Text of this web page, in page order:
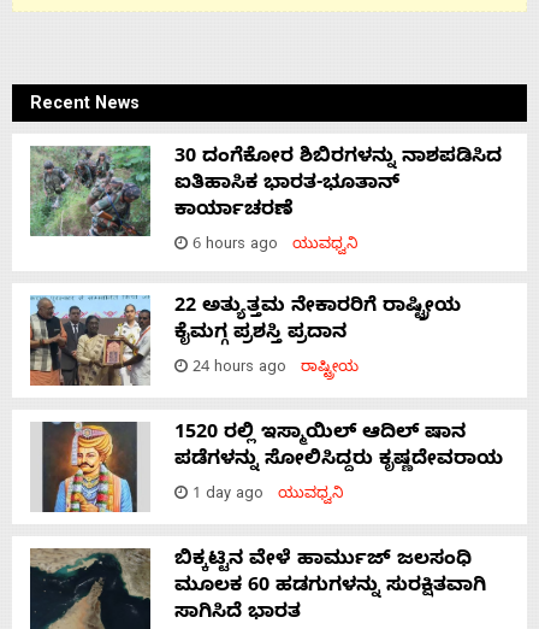
Recent News
30 ದಂಗೆಕೋರ ಶಿಬಿರಗಳನ್ನು ನಾಶಪಡಿಸಿದ
ಐತಿಹಾಸಿಕ ಭಾರತ-ಭೂತಾನ್
ಕಾರ್ಯಾಚರಣೆ
6 hours ago ಯುವಧ್ವನಿ
22 ಅತ್ಯುತ್ತಮ ನೇಕಾರರಿಗೆ ರಾಷ್ಟ್ರೀಯ
ಕೈಮಗ್ಗ ಪ್ರಶಸ್ತಿ ಪ್ರದಾನ
24 hours ago ರಾಷ್ಟ್ರೀಯ
1520 ರಲ್ಲಿ ಇಸ್ಮಾಯಿಲ್ ಆದಿಲ್ ಷಾನ
ಪಡೆಗಳನ್ನು ಸೋಲಿಸಿದ್ದರು ಕೃಷ್ಣದೇವರಾಯ
1 day ago ಯುವಧ್ವನಿ
ಬಿಕ್ಕಟ್ಟಿನ ವೇಳೆ ಹಾರ್ಮುಜ್ ಜಲಸಂಧಿ
ಮೂಲಕ 60 ಹಡಗುಗಳನ್ನು ಸುರಕ್ಷಿತವಾಗಿ
ಸಾಗಿಸಿದೆ ಭಾರತ